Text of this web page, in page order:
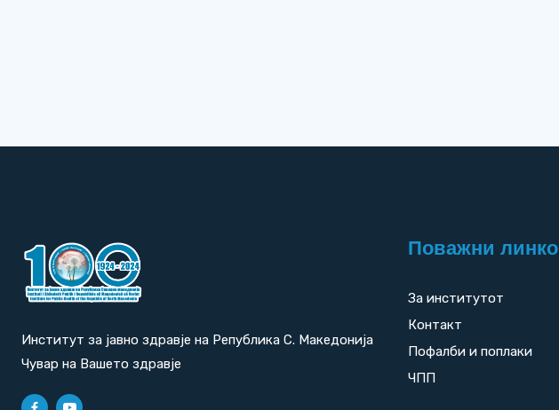
Институт за јавно здравје на Република С. Македонија
Чувар на Вашето здравје
Поважни
За институтот
Контакт
Пофалби и поплаки
ЧПП